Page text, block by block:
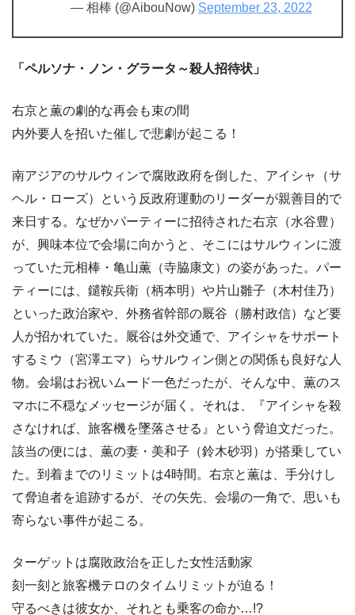
— 相棒 (@AibouNow) September 23, 2022
「ペルソナ・ノン・グラータ～殺人招待状」
右京と薫の劇的な再会も束の間
内外要人を招いた催しで悲劇が起こる！
南アジアのサルウィンで腐敗政府を倒した、アイシャ（サ
ヘル・ローズ）という反政府運動のリーダーが親善目的で
来日する。なぜかパーティーに招待された右京（水谷豊）
が、興味本位で会場に向かうと、そこにはサルウィンに渡
っていた元相棒・亀山薫（寺脇康文）の姿があった。パー
ティーには、鑓鞍兵衛（柄本明）や片山雛子（木村佳乃）
といった政治家や、外務省幹部の厩谷（勝村政信）など要
人が招かれていた。厩谷は外交通で、アイシャをサポート
するミウ（宮澤エマ）らサルウィン側との関係も良好な人
物。会場はお祝いムード一色だったが、そんな中、薫のス
マホに不穏なメッセージが届く。それは、『アイシャを殺
さなければ、旅客機を墜落させる』という脅迫文だった。
該当の便には、薫の妻・美和子（鈴木砂羽）が搭乗してい
た。到着までのリミットは4時間。右京と薫は、手分けし
て脅迫者を追跡するが、その矢先、会場の一角で、思いも
寄らない事件が起こる。
ターゲットは腐敗政治を正した女性活動家
刻一刻と旅客機テロのタイムリミットが迫る！
守るべきは彼女か、それとも乗客の命か…!?